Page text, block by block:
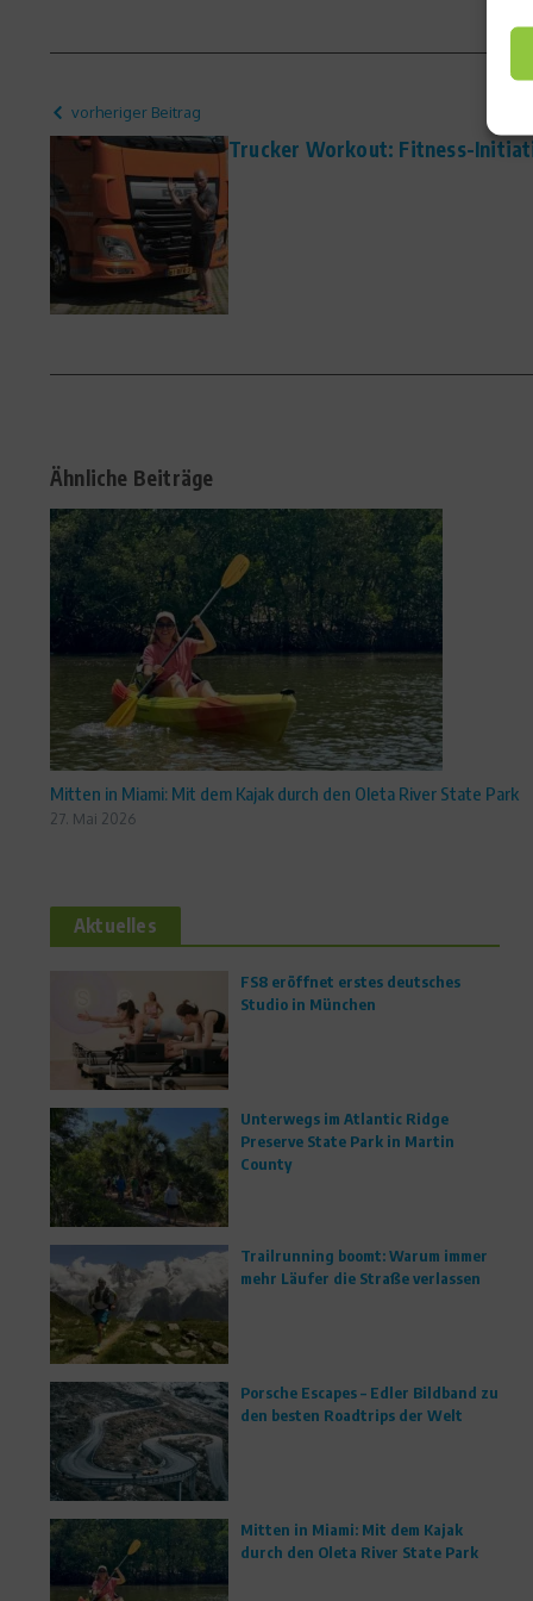
vorheriger Beitrag
Trucker Workout: Fitness-
Ähnliche Beiträge
Mitten in Miami: Mit dem Kajak durch den Oleta River State Park
27. Mai 2026
Aktuelles
FS8 eröffnet erstes deutsches
Studio in München
Unterwegs im Atlantic Ridge
Preserve State Park in Martin
County
Trailrunning boomt: Warum immer
mehr Läufer die Straße verlassen
Porsche Escapes – Edler Bildband zu
den besten Roadtrips der Welt
Mitten in Miami: Mit dem Kajak
durch den Oleta River State Park